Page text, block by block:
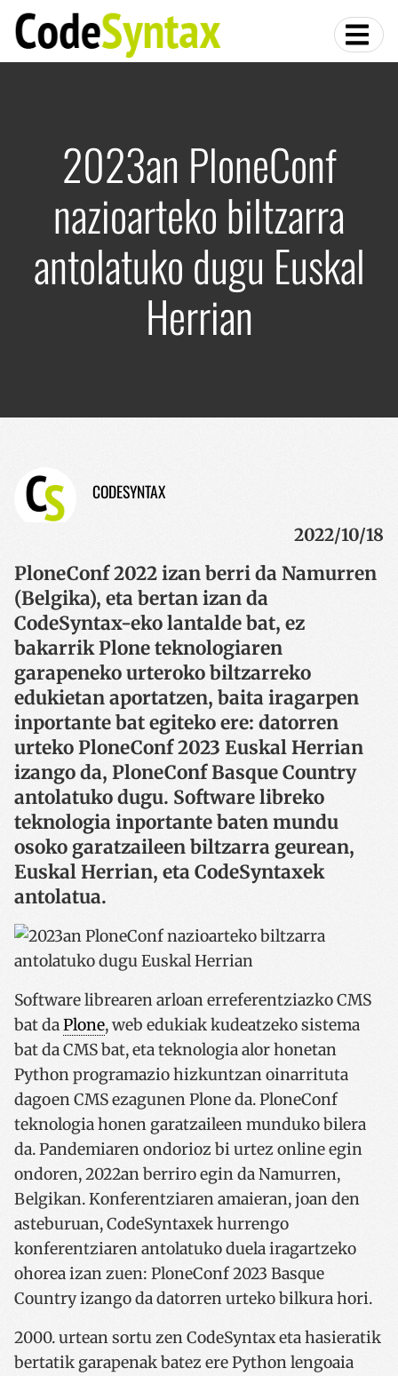
2023an PloneConf
nazioarteko biltzarra
antolatuko dugu Euskal
Herrian
CODESYNTAX
2022/10/18
PloneConf 2022 izan berri da Namurren
(Belgika), eta bertan izan da
CodeSyntax-eko lantalde bat, ez
bakarrik Plone teknologiaren
garapeneko urteroko biltzarreko
edukietan aportatzen, baita iragarpen
inportante bat egiteko ere: datorren
urteko PloneConf 2023 Euskal Herrian
izango da, PloneConf Basque Country
antolatuko dugu. Software libreko
teknologia inportante baten mundu
osoko garatzaileen biltzarra geurean,
Euskal Herrian, eta CodeSyntaxek
antolatua.
Software librearen arloan erreferentziazko CMS
bat daPlone, web edukiak kudeatzeko sistema
bat da CMS bat, eta teknologia alor honetan
Python programazio hizkuntzan oinarrituta
dagoen CMS ezagunen Plone da. PloneConf
teknologia honen garatzaileen munduko bilera
da. Pandemiaren ondorioz bi urtez online egin
ondoren, 2022an berriro egin da Namurren,
Belgikan. Konferentziaren amaieran, joan den
asteburuan, CodeSyntaxek hurrengo
konferentziaren antolatuko duela iragartzeko
ohorea izan zuen: PloneConf 2023 Basque
Country izango da datorren urteko bilkura hori.
2000. urtean sortu zen CodeSyntax eta hasieratik
bertatik garapenak batez ere Python lengoaia